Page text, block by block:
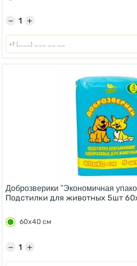
+
−
Доброзверики "Экономичная
Подстилки для животных 5шт
60х40 см
+
−